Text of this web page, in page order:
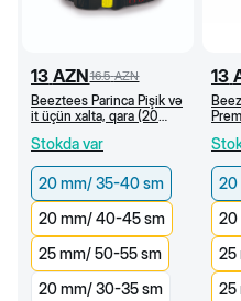
13 AZN16.5 AZN
Beeztees Parinca Pişik və
it üçün xalta, qara (20
Stokda var
20 mm/ 35-40 sm
20 mm/ 40-45 sm
25 mm/ 50-55 sm
20 mm/ 30-35 sm
13
mm/
20
20
25
25